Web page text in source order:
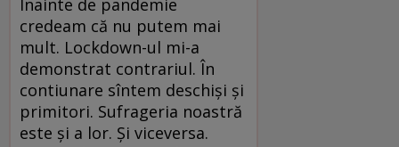
Înainte de pandemie
credeam că nu putem mai
mult. Lockdown-ul mi-a
demonstrat contrariul. În
contiunare sîntem deschiși și
primitori. Sufrageria noastră
este și a lor. Și viceversa.